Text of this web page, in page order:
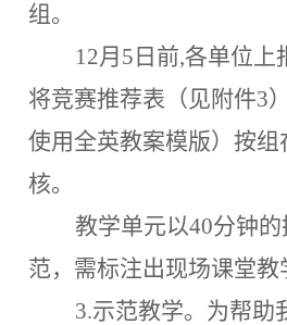
组。
12月5日前,各单位
将竞赛推荐表（见附件3
使用全英教案模版）按组
核。
教学单元以40分钟
范， 需标注出现场课堂教
3.示范教学。 为帮助